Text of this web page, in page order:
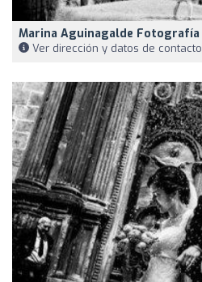
Marina Aguinagalde Fotografía
Ver dirección y datos de contacto